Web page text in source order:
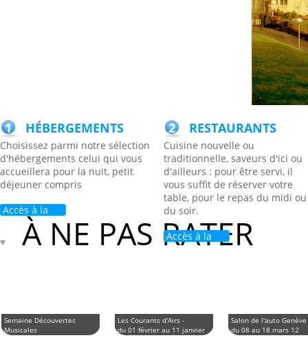
1 HÉBERGEMENTS
Choisissez parmi notre sélection
d'hébergements celui qui vous
accueillera pour la nuit, petit
déjeuner compris
Accès à la
2 RESTAURANTS
Cuisine nouvelle ou
traditionnelle, saveurs d'ici ou
d'ailleurs : pour être servi, il
vous suffit de réserver votre
table, pour le repas du midi ou
du soir.
Accès à la
liste
À NE PAS RATER
Semaine Découvertes
Musicales
Les Courants d'Airs -
du 01 février au 11 janvier
Salon de l'auto Genève
du 08 au 18 mars 12